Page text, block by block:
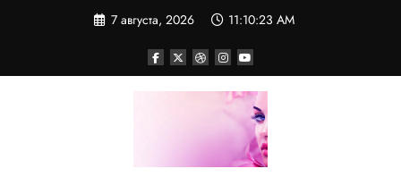
7 августа, 2026 11:10:24 AM